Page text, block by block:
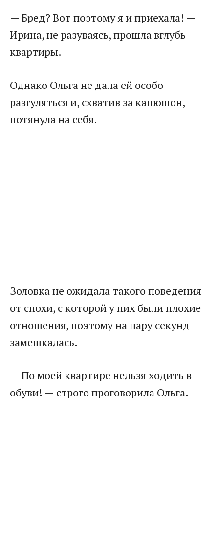
— Бред? Вот поэтому я и приехала! —
Ирина, не разуваясь, прошла вглубь
квартиры.
Однако Ольга не дала ей особо
разгуляться и, схватив за капюшон,
потянула на себя.
Золовка не ожидала такого поведения
от снохи, с которой у них были плохие
отношения, поэтому на пару секунд
замешкалась.
— По моей квартире нельзя ходить в
обуви! — строго проговорила Ольга.